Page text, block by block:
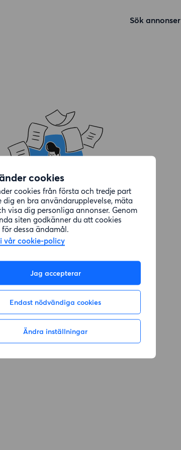
cookies
cookies från första och tredje part
dig en bra användarupplevelse, mäta
visa dig personliga annonser. Genom
siten godkänner du att cookies
dessa ändamål.
vår cookie-policy
Jag accepterar
Endast nödvändiga cookies
Ändra inställningar
Sök annonser
du letade efter är borttagen
Gå till sök